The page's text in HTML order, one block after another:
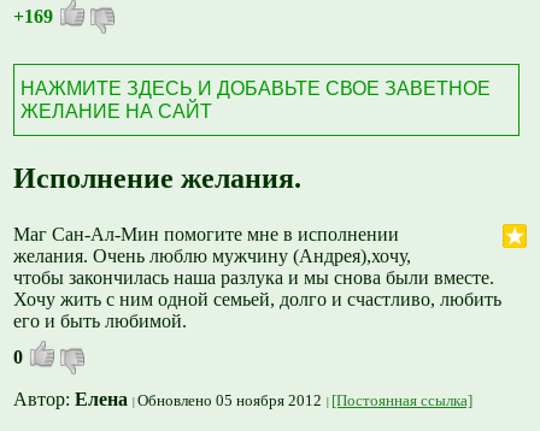
+169
НАЖМИТЕ ЗДЕСЬ И ДОБАВЬТЕ СВОЕ ЗАВЕТНОЕ
ЖЕЛАНИЕ НА САЙТ
Исполнение желания.
Маг Сан-Ал-Мин помогите мне в исполнении
желания. Очень люблю мужчину (Андрея),хочу,
чтобы закончилась наша разлука и мы снова были вместе.
Хочу жить с ним одной семьей, долго и счастливо, любить
его и быть любимой.
0
Автор:Елена Обновлено 05 ноября 2012 [Постоянная ссылка]